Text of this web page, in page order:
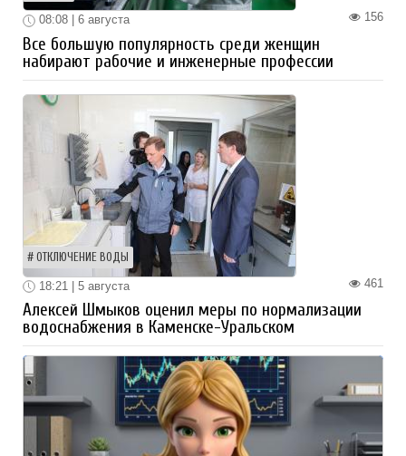
156
08:08 | 6 августа
Все большую популярность среди женщин
набирают рабочие и инженерные профессии
ОТКЛЮЧЕНИЕ ВОДЫ
461
18:21 | 5 августа
Алексей Шмыков оценил меры по нормализации
водоснабжения в Каменске-Уральском